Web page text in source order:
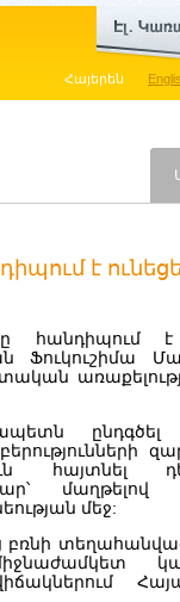
Հայերեն
է
հանդիպում է
Ֆուկուշիմա
հայտնել
մաղթելով
մեջ:
տեղահանված